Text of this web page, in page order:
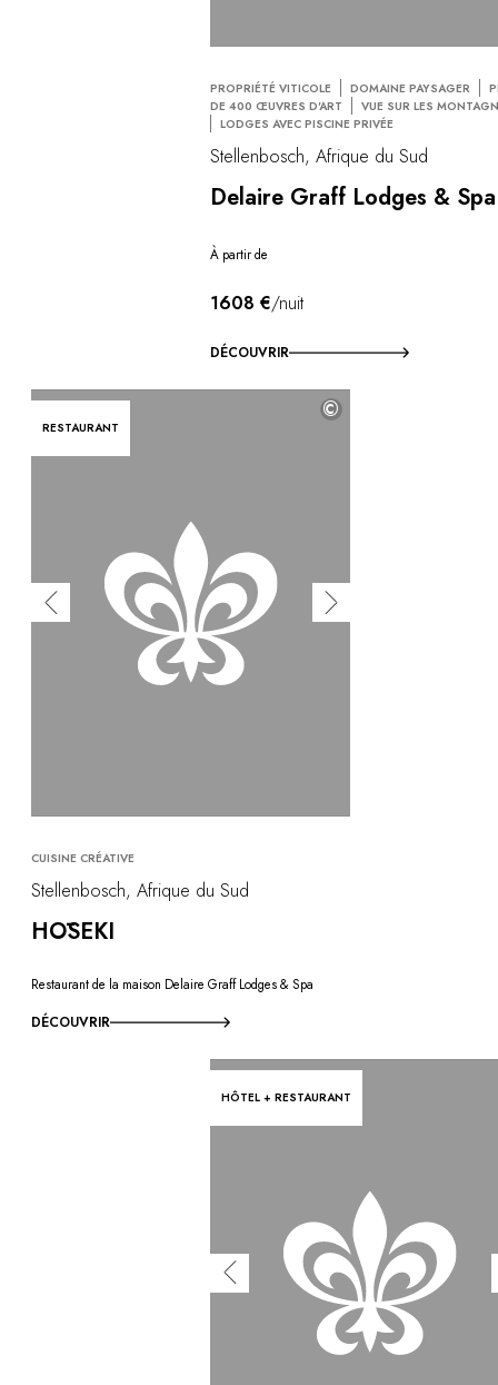
PROPRIÉTÉ VITICOLE DOMAINE PAYSAGER
DE 400 ŒUVRES D'ART
VUE SUR LES
LODGES AVEC PISCINE PRIVÉE
Stellenbosch, Afrique du Sud
Delaire Graff Lodges & Spa
À partir de
1608 €/nuit
DÉCOUVRIR
RESTAURANT
©
CUISINE CRÉATIVE
Stellenbosch, Afrique du Sud
HŌSEKI
Restaurant de la maison Delaire Graff Lodges & Spa
DÉCOUVRIR
HÔTEL + RESTAURANT